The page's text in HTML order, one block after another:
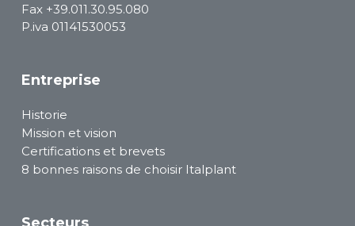
Fax +39.011.30.95.080
P.iva 01141530053
Entreprise
Historie
Mission et vision
Certifications et brevets
8 bonnes raisons de choisir Italplant